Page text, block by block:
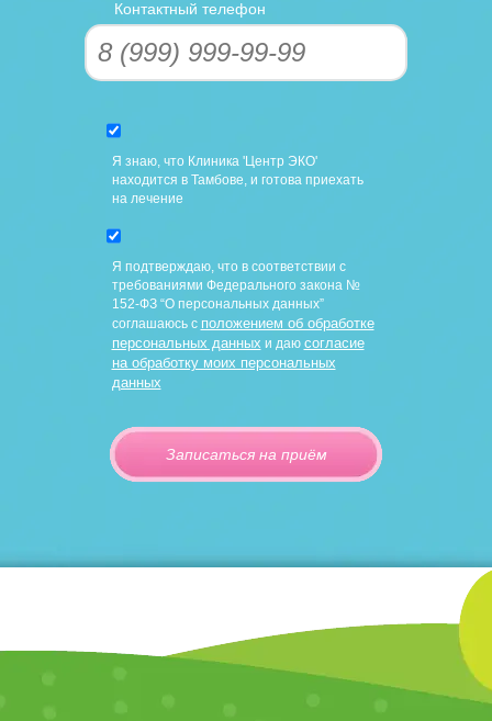
Контактный телефон
Я знаю, что Клиника 'Центр ЭКО'
находится в Тамбове, и готова приехать
на лечение
Я подтверждаю, что в соответствии с
требованиями Федерального закона №
152-ФЗ “О персональных данных”
соглашаюсь с положением об обработке
персональных данных и даю согласие
на обработку моих персональных
данных